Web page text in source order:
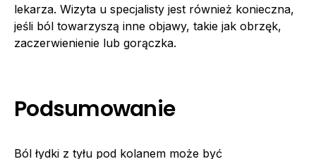
lekarza. Wizyta u specjalisty jest również konieczna,
jeśli ból towarzyszą inne objawy, takie jak obrzęk,
zaczerwienienie lub gorączka.
Podsumowanie
Ból łydki z tyłu pod kolanem może być